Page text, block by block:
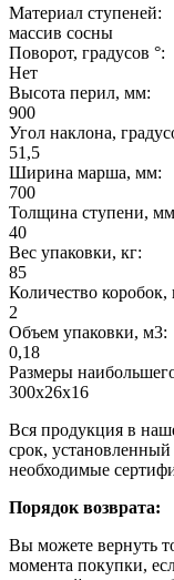
Материал ступеней:
массив сосны
Поворот, градусов °:
Нет
Высота перил, мм:
900
Угол наклона,
51,5
Ширина марша, мм:
700
Толщина ступени,
40
Вес упаковки, кг:
85
Количество коробок,
2
Объем упаковки, м3:
0,18
Размеры
300х26х16
Вся продукция в
срок,
необходимые
Порядок возврата:
Вы можете вернуть
момента покупки,